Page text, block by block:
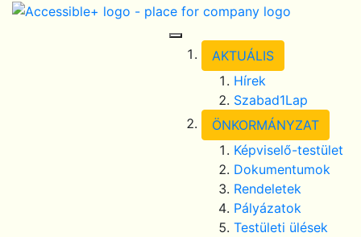
Skip Navigation
Toggle Navigation
AKTUÁLIS
Hírek
Szabad1Lap
ÖNKORMÁNYZAT
Képviselő-testület
Dokumentumok
Rendeletek
Pályázatok
Testületi ülések